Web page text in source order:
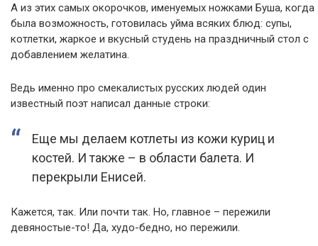
А из этих самых окорочков, именуемых ножками Буша, когда
была возможность, готовилась уйма всяких блюд: супы,
котлетки, жаркое и вкусный студень на праздничный стол с
добавлением желатина.
Ведь именно про смекалистых русских людей один
известный поэт написал данные строки:
Еще мы делаем котлеты из кожи куриц и
костей. И также – в области балета. И
перекрыли Енисей.
Кажется, так. Или почти так. Но, главное – пережили
девяностые-то! Да, худо-бедно, но пережили.